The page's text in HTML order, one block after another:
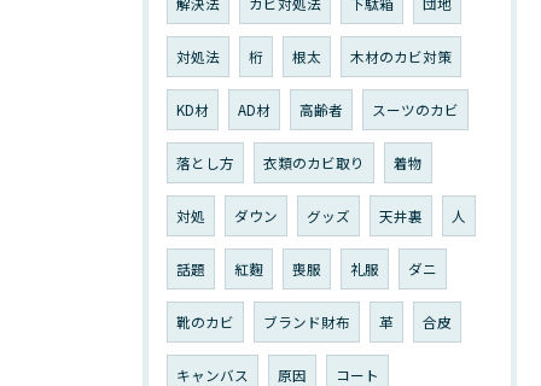
対処法 桁 根太 木材のカビ対策
KD材 AD材 高齢者 スーツのカビ
落とし方 衣類のカビ取り 着物
対処 ダウン グッズ 天井裏 人
話題 紅麴 喪服 礼服 ダニ
靴のカビ ブランド財布 革 合皮
キャンバス 原因 コート